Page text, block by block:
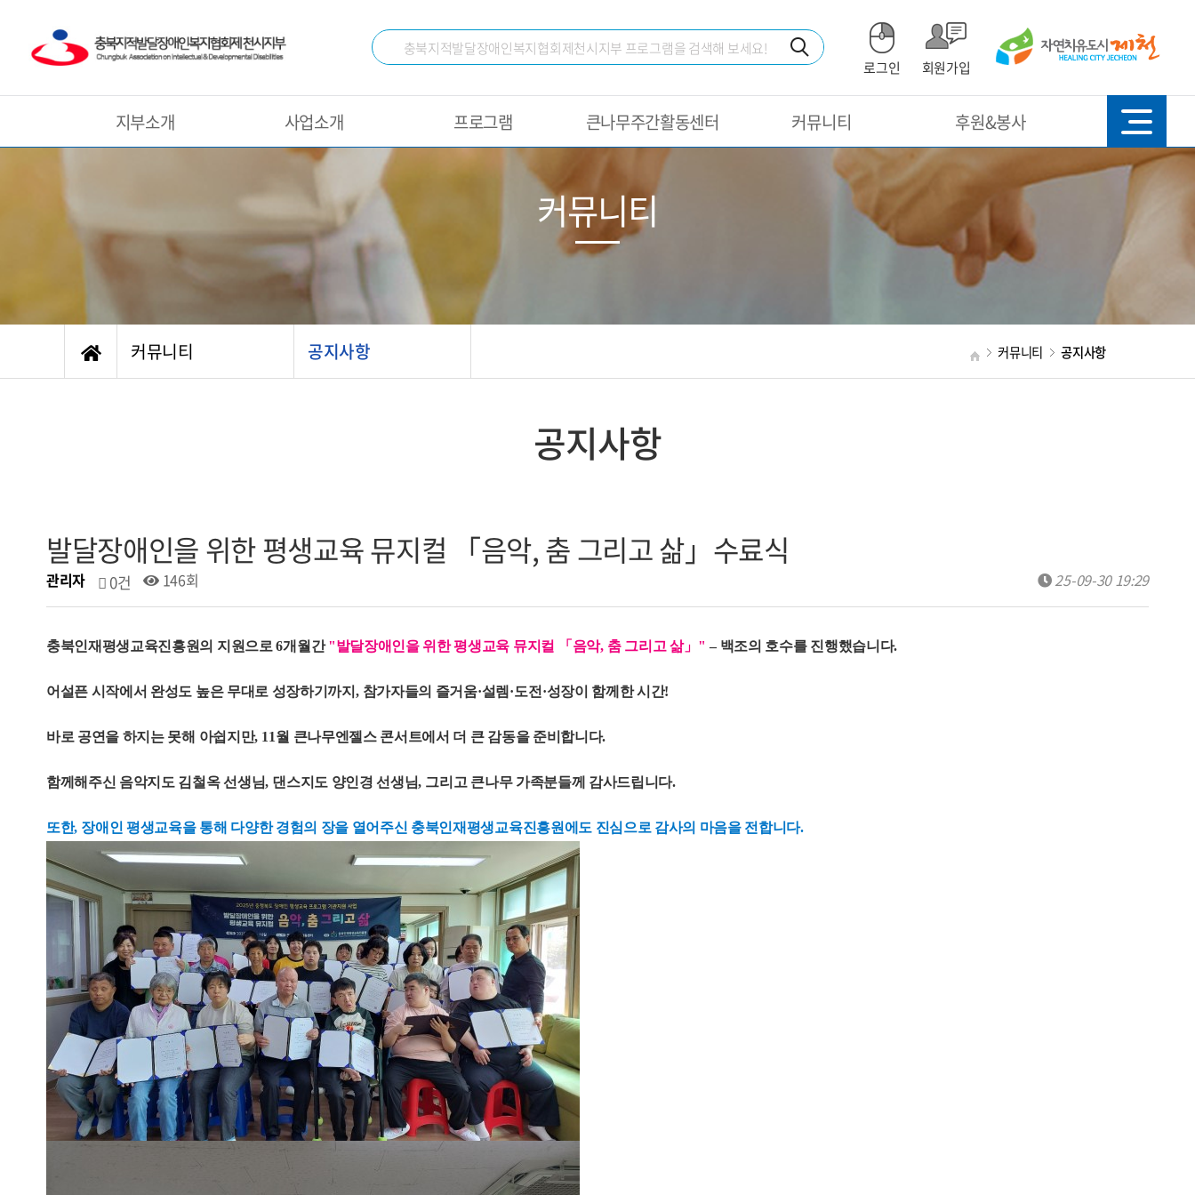
로그인 회원가입
지부소개 사업소개 프로그램 큰나무주간활동센터 커뮤니티 후원&봉사
커뮤니티 공지사항 커뮤니티 공지사항
커뮤니티
공지사항
발달장애인을 위한 평생교육 뮤지컬 「음악, 춤 그리고 삶」수료식
관리자 0건 146회 25-09-30 19:29
충북인재평생교육진흥원의 지원으로6개월간"발달장애인을 위한 평생교육 뮤지컬 「 음악, 춤 그리고 삶」" – 백조의 호수를 진행했습니다.
어설픈 시작에서 완성도 높은 무대로 성장하기까지 , 참가자들의 즐거움·설렘 ·도전 ·성장이 함께한 시간!
바로 공연을 하지는 못해 아쉽지만, 11월 큰나무엔젤스 콘서트에서 더 큰 감동을 준비합니다.
함께해주신 음악지도 김철옥 선생님, 댄스지도 양인경 선생님, 그리고 큰나무 가족분들께 감사드립니다.
또한, 장애인 평생교육을 통해 다양한경험의 장을 열어주신 충북인재평생교육진흥원에도 진심으로 감사의 마음을 전합니다.